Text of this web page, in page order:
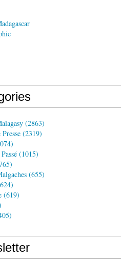
(2863)
(2319)
(1015)
(655)
(619)